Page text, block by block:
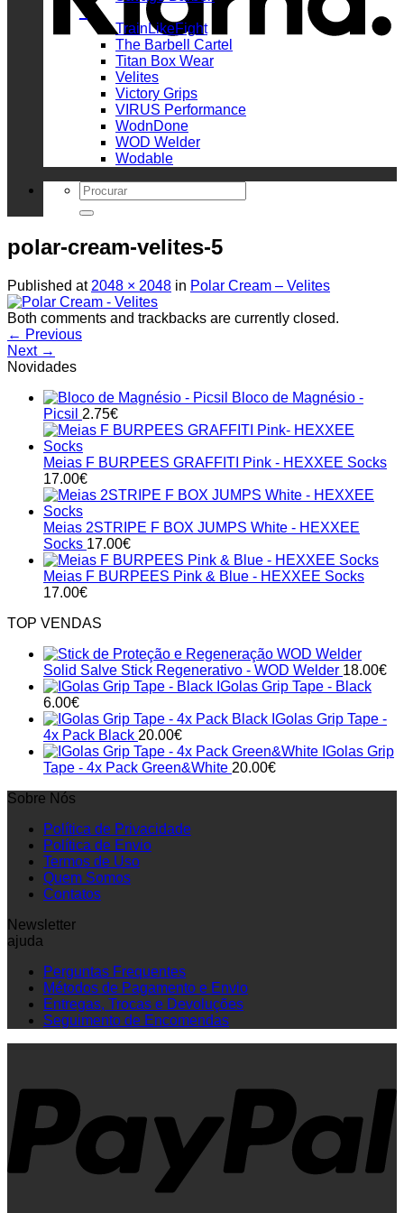
_
TrainLikeFight
The Barbell Cartel
Titan Box Wear
Velites
Victory Grips
VIRUS Performance
WodnDone
WOD Welder
Wodable
Search
for:
polar-cream-velites-5
Published at 2048 × 2048 in Polar Cream – Velites
Both comments and trackbacks are currently closed.
← Previous
Next →
Novidades
Bloco de Magnésio -
Picsil 2.75€
Meias F BURPEES GRAFFITI Pink - HEXXEE Socks
17.00€
Meias 2STRIPE F BOX JUMPS White - HEXXEE
Socks 17.00€
Meias F BURPEES Pink & Blue - HEXXEE Socks
17.00€
TOP VENDAS
Solid Salve Stick Regenerativo - WOD Welder 18.00€
IGolas Grip Tape - Black
6.00€
IGolas Grip Tape -
4x Pack Black 20.00€
IGolas Grip
Tape - 4x Pack Green&White 20.00€
Sobre Nós
Política de Privacidade
Política de Envio
Termos de Uso
Quem Somos
Contatos
Newsletter
ajuda
Perguntas Frequentes
Métodos de Pagamento e Envio
Entregas, Trocas e Devoluções
Seguimento de Encomendas